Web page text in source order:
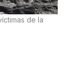
de la